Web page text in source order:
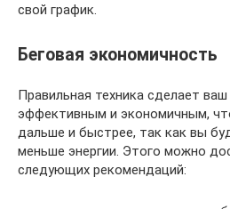
свой график.
Беговая экономичность
Правильная техника сделает ваш
эффективным и экономичным,
дальше и быстрее, так как вы
меньше энергии. Этого можно
следующих рекомендаций: